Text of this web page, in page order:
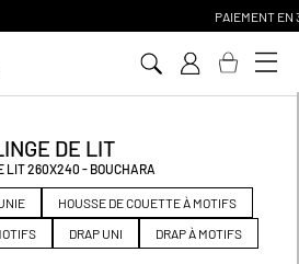
LIT 260X240 - BOUCHARA
DE LIT
HOUSSE DE COUETTE À MOTIFS
DRAP UNI DRAP À MOTIFS